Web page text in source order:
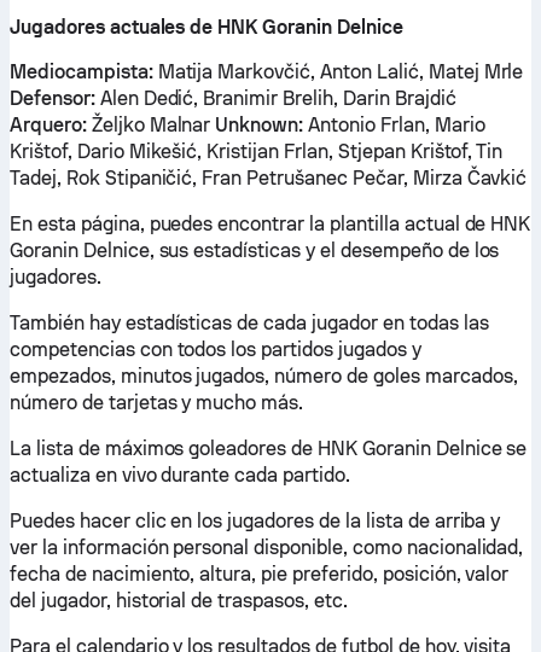
Jugadores actuales de HNK Goranin Delnice
Mediocampista:Matija Markovčić, Anton Lalić, Matej Mrle
Defensor:Alen Dedić, Branimir Brelih, Darin Brajdić
Arquero:Željko Malnar Unknown: Antonio Frlan, Mario
Krištof, Dario Mikešić, Kristijan Frlan, Stjepan Krištof, Tin
Tadej, Rok Stipaničić, Fran Petrušanec Pečar, Mirza Čavkić
En esta página, puedes encontrar la plantilla actual de HNK
Goranin Delnice, sus estadísticas y el desempeño de los
jugadores.
También hay estadísticas de cada jugador en todas las
competencias con todos los partidos jugados y
empezados, minutos jugados, número de goles marcados,
número de tarjetas y mucho más.
La lista de máximos goleadores de HNK Goranin Delnice se
actualiza en vivo durante cada partido.
Puedes hacer clic en los jugadores de la lista de arriba y
ver la información personal disponible, como nacionalidad,
fecha de nacimiento, altura, pie preferido, posición, valor
del jugador, historial de traspasos, etc.
Para el calendario y los resultados de futbol de hoy, visita